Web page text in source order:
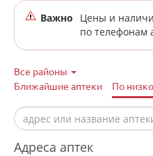
Важно
Цены и
по телефонам
Все районы
Ближайшие аптеки
По
Адреса аптек